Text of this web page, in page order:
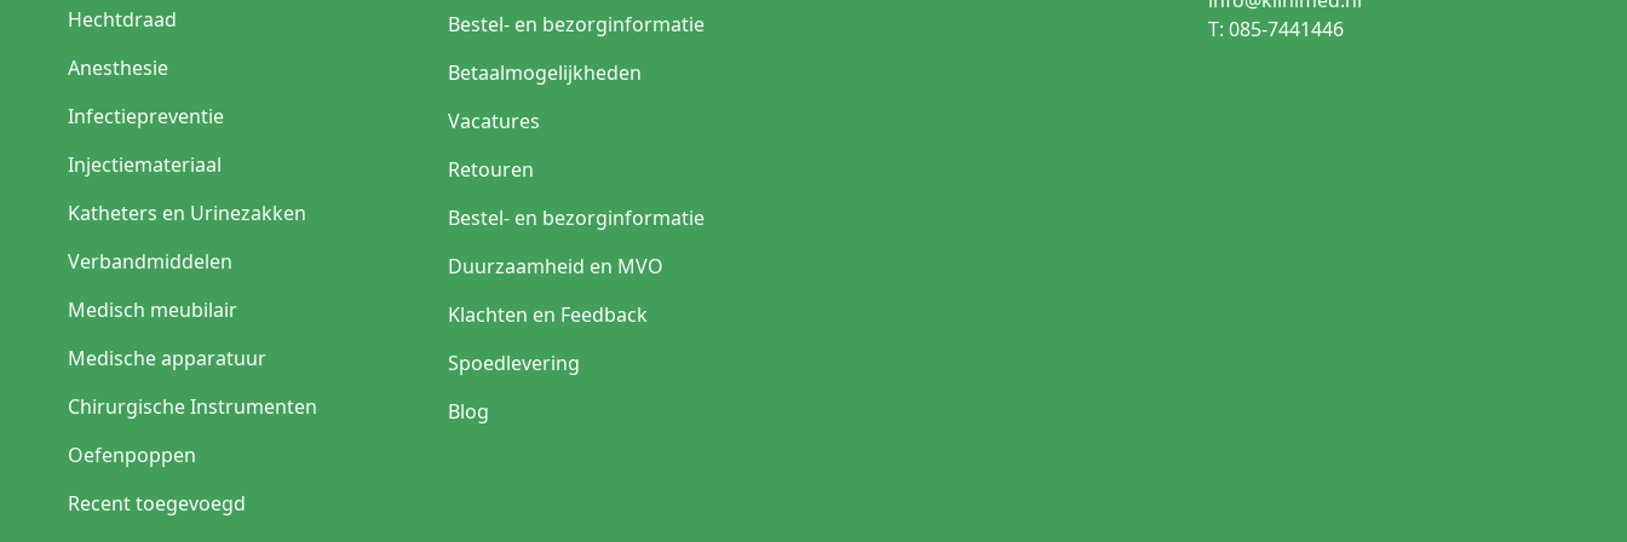
Hechtdraad
Anesthesie
Infectiepreventie
Injectiemateriaal
Katheters en Urinezakken
Verbandmiddelen
Medisch meubilair
Medische apparatuur
Chirurgische Instrumenten
Oefenpoppen
Recent toegevoegd
Bestel- en bezorginformatie
Betaalmogelijkheden
Vacatures
Retouren
Bestel- en bezorginformatie
Duurzaamheid en MVO
Klachten en Feedback
Spoedlevering
Blog
T: 085-7441446